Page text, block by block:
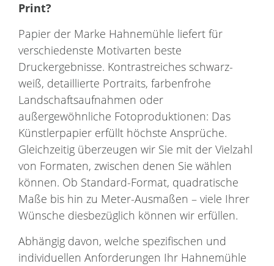
Print?
Papier der Marke Hahnemühle liefert für
verschiedenste Motivarten beste
Druckergebnisse. Kontrastreiches schwarz-
weiß, detaillierte Portraits, farbenfrohe
Landschaftsaufnahmen oder
außergewöhnliche Fotoproduktionen: Das
Künstlerpapier erfüllt höchste Ansprüche.
Gleichzeitig überzeugen wir Sie mit der Vielzahl
von Formaten, zwischen denen Sie wählen
können. Ob Standard-Format, quadratische
Maße bis hin zu Meter-Ausmaßen – viele Ihrer
Wünsche diesbezüglich können wir erfüllen.
Abhängig davon, welche spezifischen und
individuellen Anforderungen Ihr Hahnemühle